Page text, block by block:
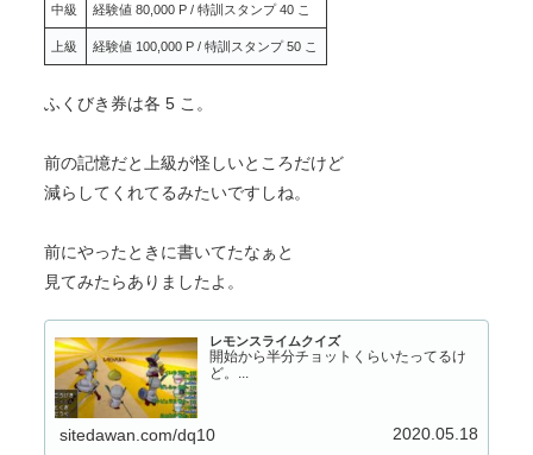
中級 経験値 80,000 P / 特訓スタンプ 40 こ
上級 経験値 100,000 P / 特訓スタンプ 50 こ
ふくびき券は各 5 こ。
前の記憶だと上級が怪しいところだけど
減らしてくれてるみたいですしね。
前にやったときに書いてたなぁと
見てみたらありましたよ。
レモンスライムクイズ
開始から半分チョットくらいたってるけ
ど。...
sitedawan.com/dq10 2020.05.18